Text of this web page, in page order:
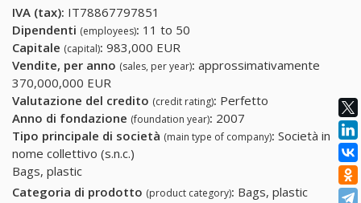
IVA (tax): IT78867797851
Dipendenti (employees): 11 to 50
Capitale (capital): 983,000 EUR
Vendite, per anno (sales, per year): approssimativamente
370,000,000 EUR
Valutazione del credito (credit rating): Perfetto
Anno di fondazione (foundation year): 2007
Tipo principale di società (main type of company): Società in
nome collettivo (s.n.c.)
Bags, plastic
Categoria di prodotto (product category): Bags, plastic